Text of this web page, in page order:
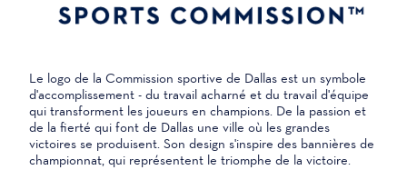
Le logo de la Commission sportive de Dallas est un symbole
d'accomplissement - du travail acharné et du travail d'équipe
qui transforment les joueurs en champions. De la passion et
de la fierté qui font de Dallas une ville où les grandes
victoires se produisent. Son design s'inspire des bannières de
championnat, qui représentent le triomphe de la victoire.